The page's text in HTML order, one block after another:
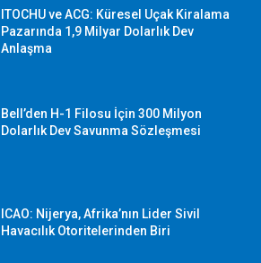
ITOCHU ve ACG: Küresel Uçak Kiralama
Pazarında 1,9 Milyar Dolarlık Dev
Anlaşma
Bell’den H-1 Filosu İçin 300 Milyon
Dolarlık Dev Savunma Sözleşmesi
ICAO: Nijerya, Afrika’nın Lider Sivil
Havacılık Otoritelerinden Biri